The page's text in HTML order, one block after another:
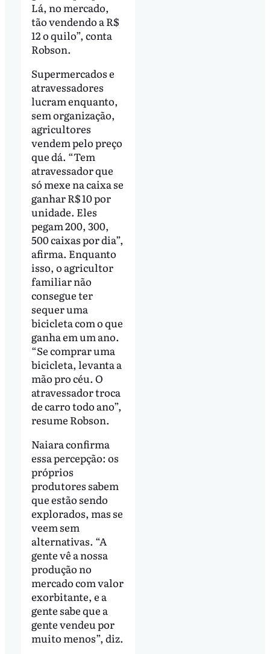
Lá, no mercado,
tão vendendo a R$
12 o quilo”, conta
Robson.
Supermercados e
atravessadores
lucram enquanto,
sem organização,
agricultores
vendem pelo preço
que dá. “Tem
atravessador que
só mexe na caixa se
ganhar R$ 10 por
unidade. Eles
pegam 200, 300,
500 caixas por dia”,
afirma. Enquanto
isso, o agricultor
familiar não
consegue ter
sequer uma
bicicleta com o que
ganha em um ano.
“Se comprar uma
bicicleta, levanta a
mão pro céu. O
atravessador troca
de carro todo ano”,
resume Robson.
Naiara confirma
essa percepção: os
próprios
produtores sabem
que estão sendo
explorados, mas se
veem sem
alternativas. “A
gente vê a nossa
produção no
mercado com valor
exorbitante, e a
gente sabe que a
gente vendeu por
muito menos”, diz.